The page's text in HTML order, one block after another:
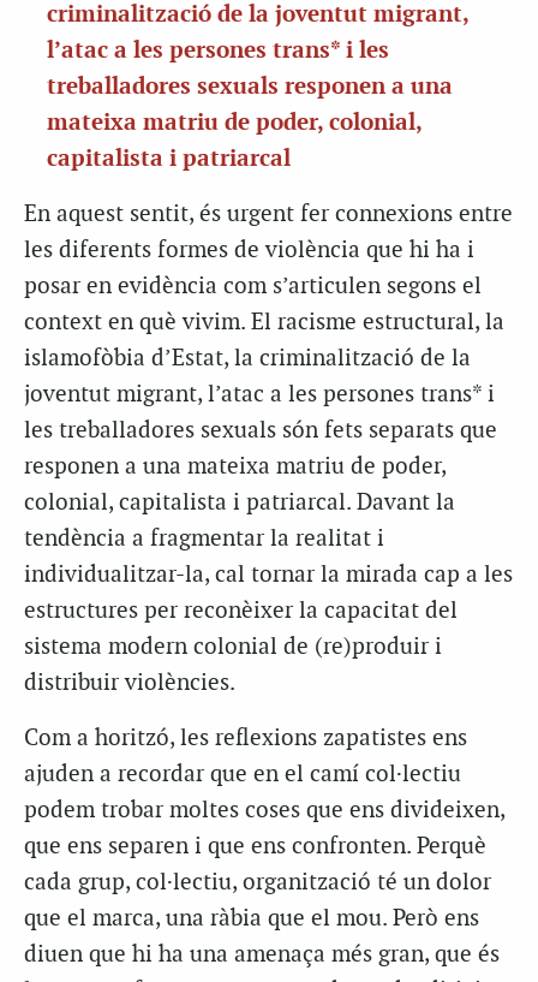
criminalització de la joventut migrant,
l’atac a les persones trans* i les
treballadores sexuals responen a una
mateixa matriu de poder, colonial,
capitalista i patriarcal
En aquest sentit, és urgent fer connexions entre
les diferents formes de violència que hi ha i
posar en evidència com s’articulen segons el
context en què vivim. El racisme estructural, la
islamofòbia d’Estat, la criminalització de la
joventut migrant, l’atac a les persones trans* i
les treballadores sexuals són fets separats que
responen a una mateixa matriu de poder,
colonial, capitalista i patriarcal. Davant la
tendència a fragmentar la realitat i
individualitzar-la, cal tornar la mirada cap a les
estructures per reconèixer la capacitat del
sistema modern colonial de (re)produir i
distribuir violències.
Com a horitzó, les reflexions zapatistes ens
ajuden a recordar que en el camí col·lectiu
podem trobar moltes coses que ens divideixen,
que ens separen i que ens confronten. Perquè
cada grup, col·lectiu, organització té un dolor
que el marca, una ràbia que el mou. Però ens
diuen que hi ha una amenaça més gran, que és